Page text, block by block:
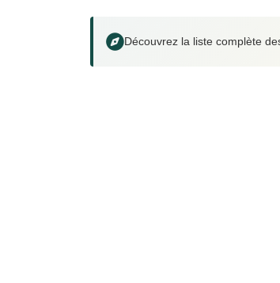
Découvrez la liste complète